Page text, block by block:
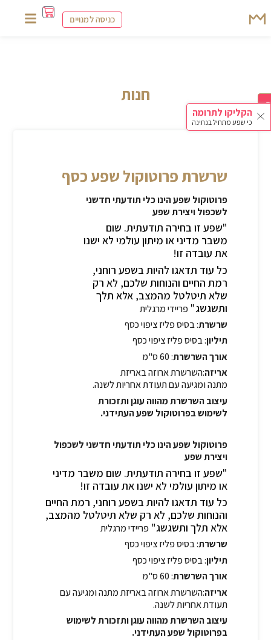
כניסה למנויים
הקליקו לתרומה
כי שפע מתחיל בנתינה
חנות
שרשרת פרוטוקול שפע כסף
פרוטוקול שפע הינו כלי תודעתי חדשני
לשכפול ויצירת שפע
"שפע זו בחירה תודעתית. שום
משבר מדיני או מיתון עולמי לא ישנו
את עובדה זו!
כל עוד תדאגו להיות בשפע רוחני,
רמת החיים והנוחות שלכם, לא רק
שלא תיטלטל מהמצב, אלא תלך
ותשגשג"פריידי מרגלית
שרשרת: בסיס פליז ציפוי כסף
תיליון: בסיס פליז ציפוי כסף
אורך השרשרת: 60 ס"מ
אריזה:השרשרת ארוזה באריזת
מתנה ומגיעה עם תעודת אחריות לשנה.
עיצוב השרשרת מהווה עוגן ותזכורת
לשימוש בפרוטוקול שפע העתידני.
פרוטוקול שפע הינו כלי תודעתי חדשני לשכפול
ויצירת שפע
"שפע זו בחירה תודעתית. שום משבר מדיני
או מיתון עולמי לא ישנו את עובדה זו!
כל עוד תדאגו להיות בשפע רוחני, רמת החיים
והנוחות שלכם, לא רק שלא תיטלטל מהמצב,
אלא תלך ותשגשג"פריידי מרגלית
שרשרת: בסיס פליז ציפוי כסף
תיליון: בסיס פליז ציפוי כסף
אורך השרשרת: 60 ס"מ
אריזה:השרשרת ארוזה באריזת מתנה ומגיעה עם
תעודת אחריות לשנה.
עיצוב השרשרת מהווה עוגן ותזכורת לשימוש
בפרוטוקול שפע העתידני.